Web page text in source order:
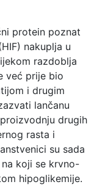
protein poznat
nakuplja u
razdoblja
već prije bio
i drugim
lančanu
drugih
rasta i
su sada
koji se krvno-
hipoglikemije.